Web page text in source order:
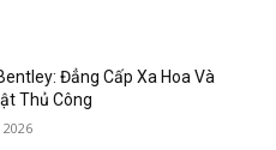
Đẳng Cấp Xa Hoa Và
Thủ Công